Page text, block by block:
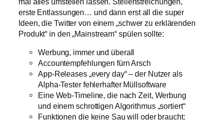
erste Entlassungen… und dann erst all die super
Ideen, die Twitter von einem „schwer zu erklärenden
Produkt“ in den „Mainstream“ spülen sollte:
Werbung, immer und überall
Accountempfehlungen fürn Arsch
App-Releases „every day“ – der Nutzer als
Alpha-Tester fehlerhafter Müllsoftware
Eine Web-Timeline, die nach Zeit, Werbung
und einem schrottigen Algorithmus „sortiert“
Funktionen die keine Sau will oder braucht: